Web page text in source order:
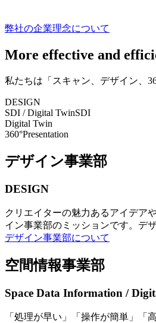
弊社の企業理念について
More effective and
私たちは「スキャン、デザイン、
DESIGN
SDI / Digital TwinSDI
Digital Twin
360°Presentation
デザイン事業部
DESIGN
クリエイターの魅力あるアイデア
イン事業部のミッションです。デ
デザイン事業部について
空間情報事業部
Space Data Information /
「処理が早い」「操作が簡単」